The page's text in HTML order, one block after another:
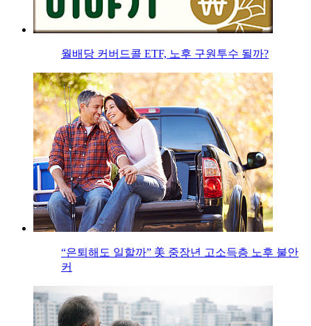
월배당 커버드콜 ETF, 노후 구원투수 될까?
“은퇴해도 일할까” 美 중장년 고소득층 노후 불안
커